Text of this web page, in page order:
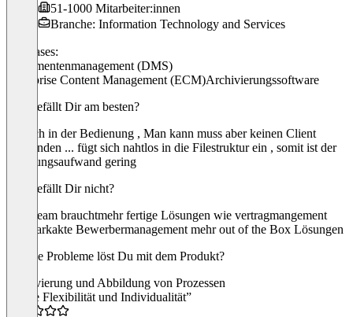
51-1000 Mitarbeiter:innen
Branche: Information Technology and Services
Use cases:
Dokumentenmanagement (DMS)
Enterprise Content Management (ECM)Archivierungssoftware
Was gefällt Dir am besten?
Einfach in der Bedienung , Man kann muss aber keinen Client
verwenden ... fügt sich nahtlos in die Filestruktur ein , somit ist der
Schulungsaufwand gering
Was gefällt Dir nicht?
Windream brauchtmehr fertige Lösungen wie vertragmangement
Fuhrparkakte Bewerbermanagement mehr out of the Box Lösungen
Welche Probleme löst Du mit dem Produkt?
Archivierung und Abbildung von Prozessen
“Hohe Flexibilität und Individualität”